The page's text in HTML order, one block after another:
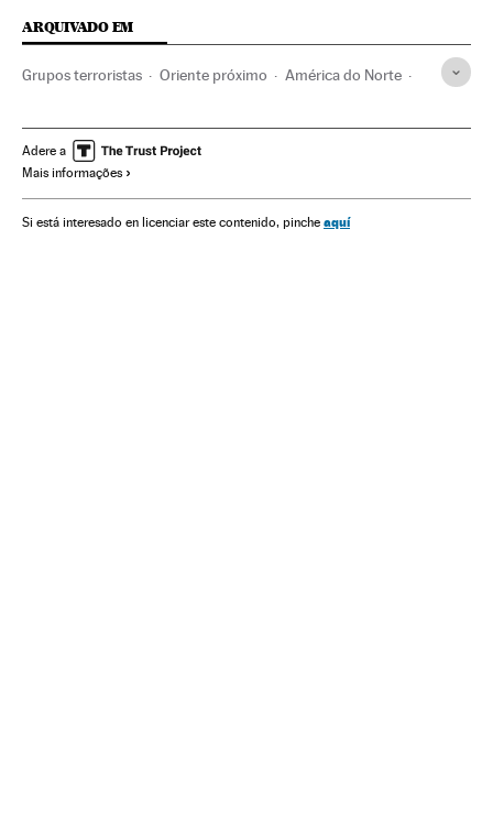
ARQUIVADO EM
Grupos terroristas Oriente próximo América do Norte
América Política Estado Islâmico
Conflito Sunitas e Xiitas
Terrorismo islamista Guerra civil Jihadismo
Adere a
Mais informações
Si está interesado en licenciar este contenido, pinche aquí